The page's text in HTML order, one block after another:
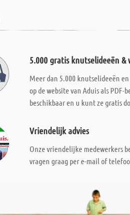
5.000 gratis knutselideeën &
Meer dan 5.000 knutselideeën
op de website van Aduis als PDF-
beschikbaar en u kunt ze gratis
Vriendelijk advies
Onze vriendelijke medewerkers
vragen graag per e-mail of